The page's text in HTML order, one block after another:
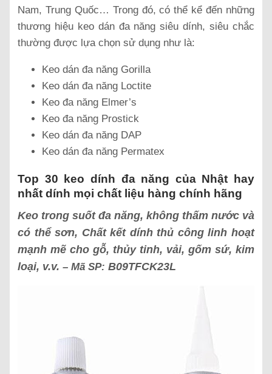
Nam, Trung Quốc… Trong đó, có thể kể đến những
thương hiệu keo dán đa năng siêu dính, siêu chắc
thường được lựa chọn sử dụng như là:
Keo dán đa năng Gorilla
Keo dán đa năng Loctite
Keo đa năng Elmer’s
Keo đa năng Prostick
Keo dán đa năng DAP
Keo dán đa năng Permatex
Top 30 keo dính đa năng của Nhật hay
nhất dính mọi chất liệu hàng chính hãng
Keo trong suốt đa năng, không thấm nước và
có thể sơn, Chất kết dính thủ công linh hoạt
mạnh mẽ cho gỗ, thủy tinh, vải, gốm sứ, kim
loại, v.v. – Mã SP: B09TFCK23L